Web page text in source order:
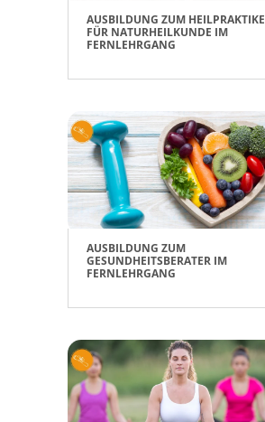
AUSBILDUNG ZUM
FÜR NATURHEILKUNDE IM
FERNLEHRGANG
AUSBILDUNG ZUM
GESUNDHEITSBERATER IM
FERNLEHRGANG